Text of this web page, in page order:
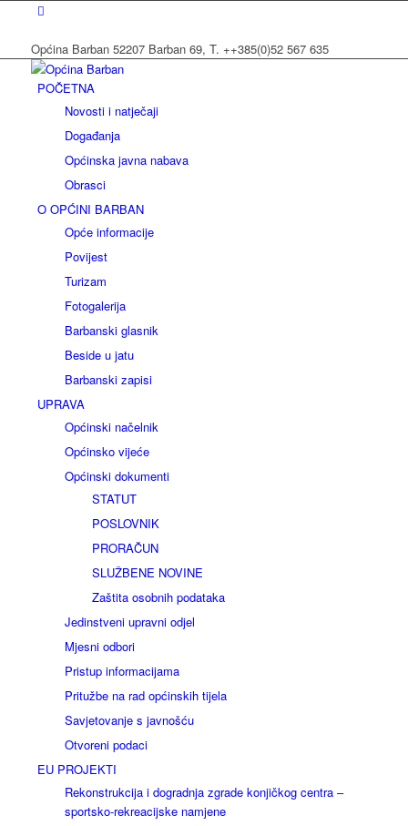
Općina Barban 52207 Barban 69, T. ++385(0)52 567 635
POČETNA
Novosti i natječaji
Događanja
Općinska javna nabava
Obrasci
O OPĆINI BARBAN
Opće informacije
Povijest
Turizam
Fotogalerija
Barbanski glasnik
Beside u jatu
Barbanski zapisi
UPRAVA
Općinski načelnik
Općinsko vijeće
Općinski dokumenti
STATUT
POSLOVNIK
PRORAČUN
SLUŽBENE NOVINE
Zaštita osobnih podataka
Jedinstveni upravni odjel
Mjesni odbori
Pristup informacijama
Pritužbe na rad općinskih tijela
Savjetovanje s javnošću
Otvoreni podaci
EU PROJEKTI
Rekonstrukcija i dogradnja zgrade konjičkog centra –
sportsko-rekreacijske namjene